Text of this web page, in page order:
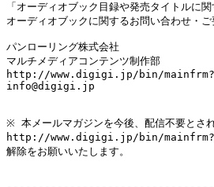
「オーディオブック目録や発売タイトルに関
オーディオブックに関するお問い合わせ・ご
パンローリング株式会社
マルチメディアコンテンツ制作部
http://www.digigi.jp/bin/
info@digigi.jp
※ 本メールマガジンを今後、配信不要とさ
http://www.digigi.jp/bin/
解除をお願いいたします。